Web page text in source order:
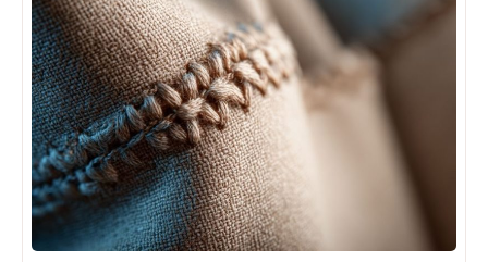
en coton
imperméables